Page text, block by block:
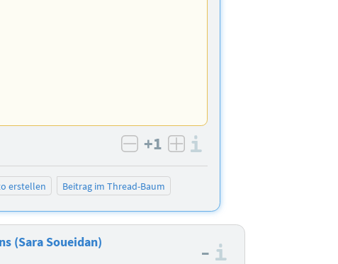
negativ bewerten
+1 positiv bewerten
erstellen Beitrag im Thread-Baum
(Sara Soueidan)
–